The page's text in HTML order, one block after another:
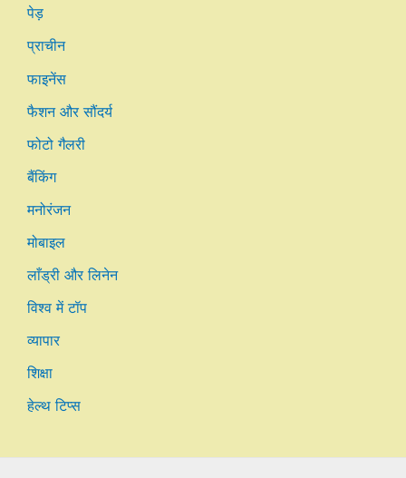
पेड़
प्राचीन
फाइनेंस
फैशन और सौंदर्य
फोटो गैलरी
बैंकिंग
मनोरंजन
मोबाइल
लाँड्री और लिनेन
विश्व में टॉप
व्यापार
शिक्षा
हेल्थ टिप्स